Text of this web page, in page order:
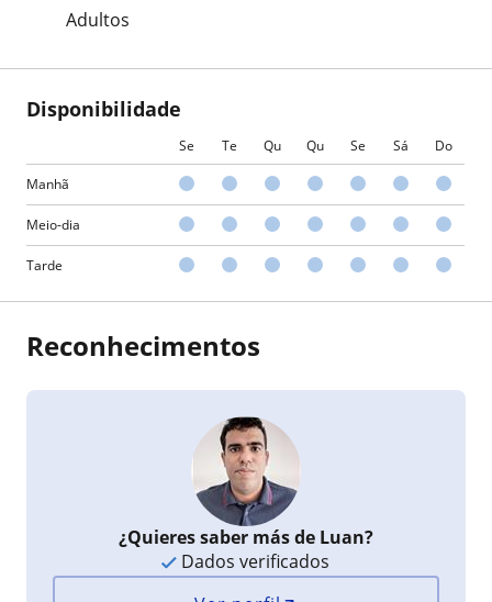
Adultos
Disponibilidade
Se Te Qu Qu Se Sá Do
Manhã
Meio-dia
Tarde
Reconhecimentos
¿Quieres saber más de Luan?
Dados verificados